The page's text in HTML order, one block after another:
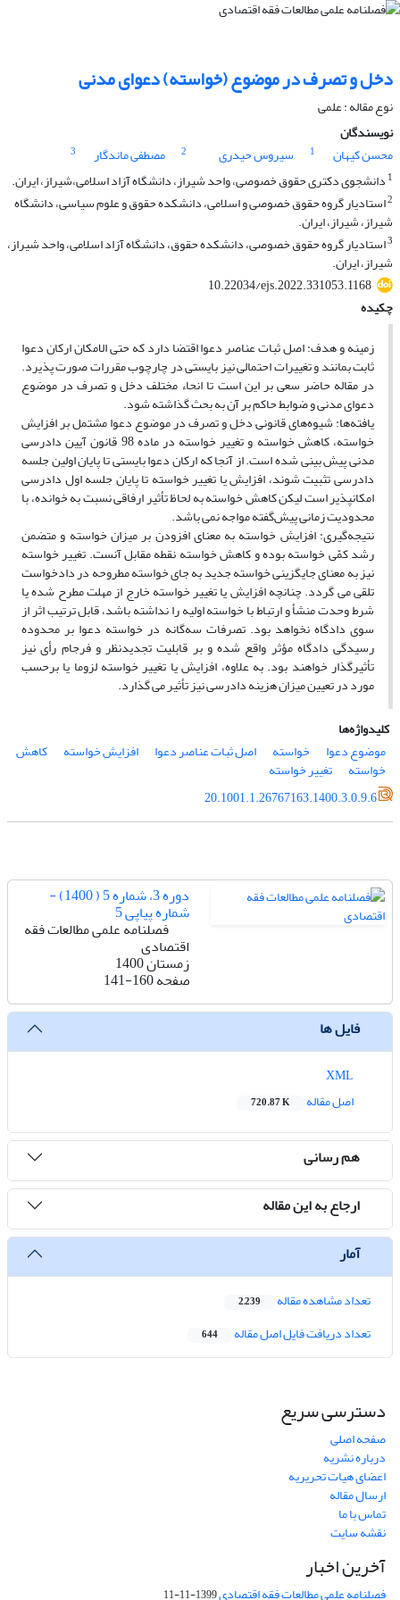
دخل و تصرف در موضوع (خواسته) دعوای مدنی
نوع مقاله : علمی
نویسندگان
محسن کیهان
1 سیروس حیدری 2 مصطفی ماندگار
3
1 دانشجوی دکتری حقوق خصوصی، واحد شیراز، دانشگاه آزاد اسلامی،شیراز، ایران.
2استادیار گروه حقوق خصوصی و اسلامی، دانشکده حقوق و علوم سیاسی، دانشگاه
شیراز، شیراز، ایران.
3استادیار گروه حقوق خصوصی، دانشکده حقوق، دانشگاه آزاد اسلامی، واحد شیراز،
شیراز، ایران.
10.22034/ejs.2022.331053.1168
چکیده
زمینه و هدف: اصل ثبات عناصر دعوا اقتضا دارد که حتی الامکان ارکان دعوا
ثابت بمانند و تغییرات احتمالی نیز بایستی در چارچوب مقررات صورت پذیرد.
در مقاله حاضر سعی بر این است تا انحاء مختلف دخل و تصرف در موضوع
دعوای مدنی و ضوابط حاکم بر آن به بحث گذاشته شود.
یافته‌ها: شیوه‌های قانونی دخل و تصرف در موضوع دعوا مشتمل بر افزایش
خواسته، کاهش خواسته و تغییر خواسته در ماده 98 قانون آیین دادرسی
مدنی پیش بینی شده است. از آنجا که ارکان دعوا بایستی تا پایان اولین جلسه
دادرسی تثبیت شوند، افزایش یا تغییر خواسته تا پایان جلسه اول دادرسی
امکانپذیر است لیکن کاهش خواسته به لحاظ تأثیر ارفاقی نسبت به خوانده، با
محدودیت زمانی پیش‌گفته مواجه نمی باشد.
نتیجه‌گیری: افزایش خواسته به معنای افزودن بر میزان خواسته و متضمن
رشد کمّی خواسته بوده و کاهش خواسته نقطه مقابل آنست. تغییر خواسته
نیز به معنای جایگزینی خواسته جدید به جای خواسته مطروحه در دادخواست
تلقی می گردد. چنانچه افزایش یا تغییر خواسته خارج از مهلت مطرح شده یا
شرط وحدت منشأ و ارتباط با خواسته اولیه را نداشته باشد، قابل ترتیب اثر از
سوی دادگاه نخواهد بود. تصرفات سه‌گانه در خواسته دعوا بر محدوده
رسیدگی دادگاه مؤثر واقع شده و بر قابلیت تجدیدنظر و فرجام رأی نیز
تأثیرگذار خواهند بود. به علاوه، افزایش یا تغییر خواسته لزوما یا برحسب
مورد در تعیین میزان هزینه دادرسی نیز تأثیر می گذارد.
کلیدواژه‌ها
موضوع دعوا
خواسته اصل ثبات عناصر دعوا افزایش خواسته کاهش
خواسته
تغییر خواسته
20.1001.1.26767163.1400.3.0.9.6
دوره 3، شماره 5 ( 1400) -
شماره پیاپی 5
فصلنامه علمی مطالعات فقه
اقتصادی
زمستان 1400
صفحه141-160
فایل ها
اصل مقاله
720.87 K
هم رسانی
ارجاع به این مقاله
آمار
تعداد مشاهده مقاله 2,239
تعداد دریافت فایل اصل مقاله 644
دسترسی سریع
صفحه اصلی
درباره نشریه
اعضای هیات تحریریه
ارسال مقاله
تماس با ما
نقشه سایت
آخرین اخبار
فصلنامه علمی مطالعات فقه اقتصادی1399-11-11